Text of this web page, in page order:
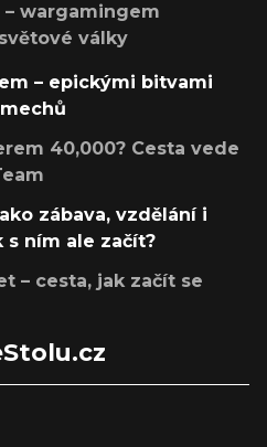
wargamingem
války
– epickými bitvami
40,000? Cesta vede
zábava, vzdělání i
s ním ale začít?
– cesta, jak začít se